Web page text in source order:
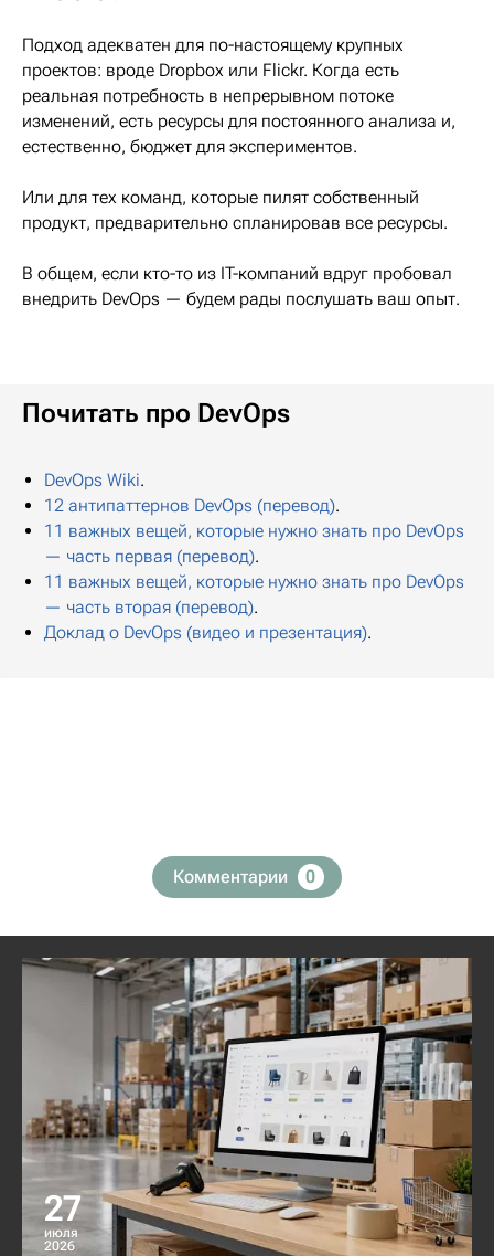
Подход адекватен для по-настоящему крупных
проектов: вроде Dropbox или Flickr. Когда есть
реальная потребность в непрерывном потоке
изменений, есть ресурсы для постоянного анализа и,
естественно, бюджет для экспериментов.
Или для тех команд, которые пилят собственный
продукт, предварительно спланировав все ресурсы.
В общем, если кто-то из IT-компаний вдруг пробовал
внедрить DevOps — будем рады послушать ваш опыт.
Почитать про DevOps
DevOps Wiki.
12 антипаттернов DevOps (перевод).
11 важных вещей, которые нужно знать про DevOps
— часть первая (перевод).
11 важных вещей, которые нужно знать про DevOps
— часть вторая (перевод).
Доклад о DevOps (видео и презентация).
Комментарии 0
27
июля
2026